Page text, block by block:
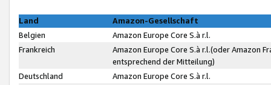
Land
Amazon-Gesellschaft
Belgien
Amazon Europe Core S.à r.l.
Frankreich
Amazon Europe Core S.à r.l.(oder Amazon
entsprechend der Mitteilung)
Deutschland
Amazon Europe Core S.à r.l.